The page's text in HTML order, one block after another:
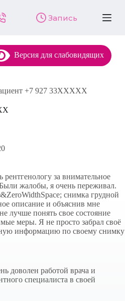
Запись
Версия для слабовидящих
+7 927 33XXXXX
рентгенологу за внимательное
жалобы, я очень переживал.
снимка грудной
описание и объяснив мне
лучше понять свое состояние
меры. Я не просто забрал своё
информацию по своему снимку
доволен работой врача и
специалиста в своей